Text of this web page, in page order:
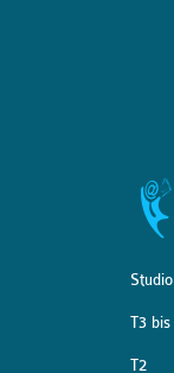
Studio
T3 bis
T2